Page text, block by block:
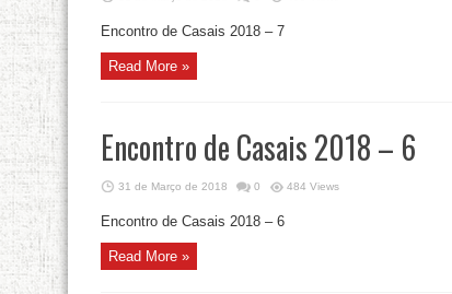
Encontro de Casais 2018 – 7
Read More »
Encontro de Casais 2018 – 6
31 de Março de 2018 0 484 Views
Encontro de Casais 2018 – 6
Read More »